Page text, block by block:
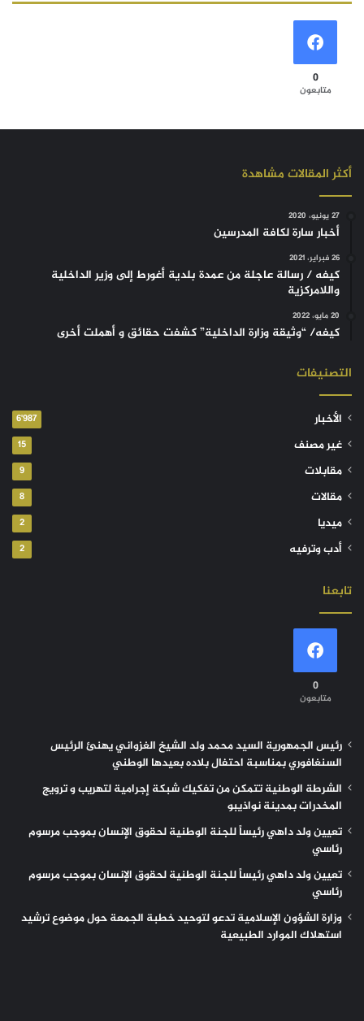
0
متابعون
أكثر المقالات مشاهدة
27 يونيو، 2020
أخبار سارة لكافة المدرسين
26 فبراير، 2021
كيفه / رسالة عاجلة من عمدة بلدية أغورط إلى وزير الداخلية
واللامركزية
20 مايو، 2022
كيفه/ “وثيقة وزارة الداخلية” كشفت حقائق و أهملت أخرى
التصنيفات
الأخبار 6٬987
غير مصنف 15
مقابلات 9
مقالات 8
ميديا 2
أدب وترفيه 2
تابعنا
0
متابعون
رئيس الجمهورية السيد محمد ولد الشيخ الغزواني يهنئ الرئيس
السنغافوري بمناسبة احتفال بلاده بعيدها الوطني
الشرطة الوطنية تتمكن من تفكيك شبكة إجرامية لتهريب و ترويج
المخدرات بمدينة نواذيبو
تعيين ولد داهي رئيساً للجنة الوطنية لحقوق الإنسان بموجب مرسوم
رئاسي
تعيين ولد داهي رئيساً للجنة الوطنية لحقوق الإنسان بموجب مرسوم
رئاسي
وزارة الشؤون الإسلامية تدعو لتوحيد خطبة الجمعة حول موضوع ترشيد
استهلاك الموارد الطبيعية